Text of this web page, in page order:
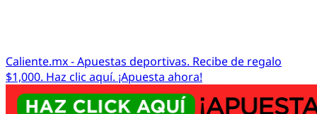
Caliente.mx - Apuestas deportivas. Recibe de regalo
$1,000. Haz clic aquí. ¡Apuesta ahora!